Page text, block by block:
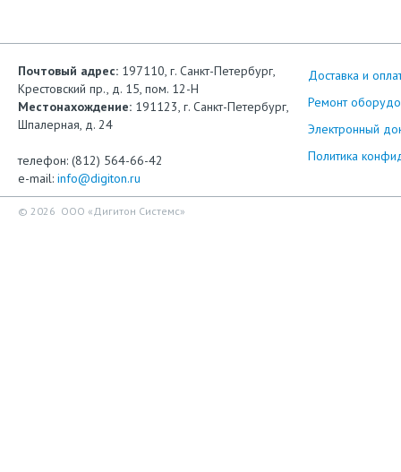
Почтовый адрес: 197110, г. Санкт-Петербург,
Крестовский пр., д. 15, пом. 12-Н
Местонахождение: 191123, г. Санкт-Петербург,
Шпалерная, д. 24
телефон: (812) 564-66-42
e-mail: info@digiton.ru
Доставка и
Ремонт
Электронный
Политика
© 2026 ООО «Дигитон Системс»